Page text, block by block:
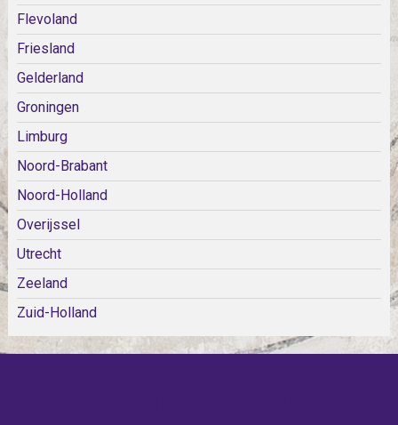
Flevoland
Friesland
Gelderland
Groningen
Limburg
Noord-Brabant
Noord-Holland
Overijssel
Utrecht
Zeeland
Zuid-Holland